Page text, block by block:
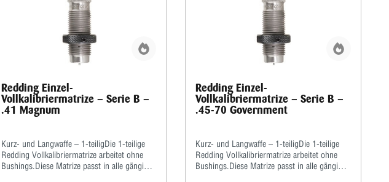
Redding Einzel-
Vollkalibriermatrize – Serie B –
.41 Magnum
Kurz- und Langwaffe – 1-teiligDie 1-teilige
Redding Vollkalibriermatrize arbeitet ohne
Bushings.Diese Matrize passt in alle gängigen
Redding Einzel-
Vollkalibriermatrize – Serie B –
.45-70 Government
Kurz- und Langwaffe – 1-teiligDie 1-teilige
Redding Vollkalibriermatrize arbeitet ohne
Bushings.Diese Matrize passt in alle gängigen